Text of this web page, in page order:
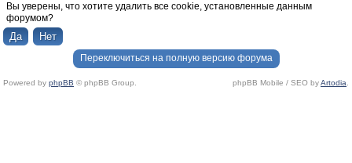
Вы уверены, что хотите удалить все cookie, установленные данным
форумом?
Переключиться на полную версию форума
Powered by phpBB © phpBB Group. phpBB Mobile / SEO byArtodia